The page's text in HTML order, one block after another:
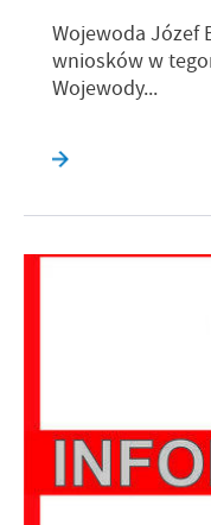
Wojewoda Józef
wniosków w
Wojewody...